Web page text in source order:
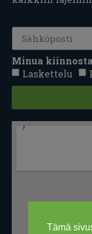
Tämä
Minua
Laskettelu